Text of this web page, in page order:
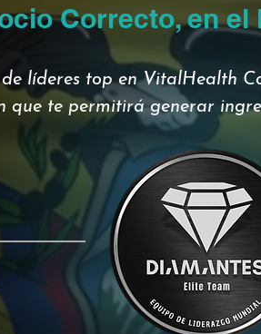
Correcto, en
líderes top en VitalHealth
que te permitirá generar